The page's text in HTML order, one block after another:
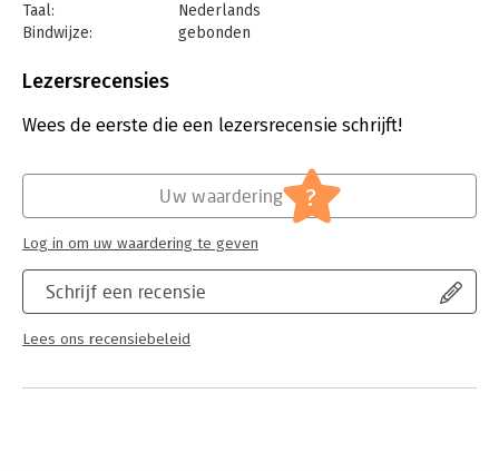
Taal:
Nederlands
Bindwijze:
gebonden
Uitgever:
Verschijningsdatum:
14-11-2017
Algemeen management
Business Intelligence voor Managers
Lezersrecensies
Wees de eerste die een lezersrecensie schrijft!
Schrijf een recensie
Lees ons recensiebeleid
Uw waardering ?
Log in om uw waardering te geven